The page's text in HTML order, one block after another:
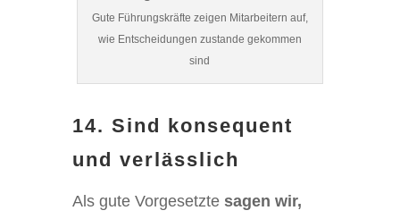
Gute Führungskräfte zeigen Mitarbeitern auf,
wie Entscheidungen zustande gekommen
sind
14. Sind konsequent
und verlässlich
Als gute Vorgesetzte sagen wir,